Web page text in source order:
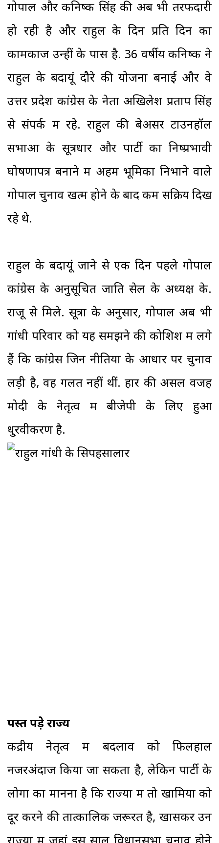
गोपाल और कनिष्क सिंह की अब भी तरफदारी
हो रही है और राहुल के दिन प्रति दिन का
कामकाज उन्हीं के पास है. 36 वर्षीय कनिष्क ने
राहुल के बदायूं दौरे की योजना बनाई और वे
उत्तर प्रदेश कांग्रेस के नेता अखिलेश प्रताप सिंह
से संपर्क में रहे. राहुल की बेअसर टाउनहॉल
सभाओं के सूत्रधार और पार्टी का निष्प्रभावी
घोषणापत्र बनाने में अहम भूमिका निभाने वाले
गोपाल चुनाव खत्म होने के बाद कम सक्रिय दिख
रहे थे.
राहुल के बदायूं जाने से एक दिन पहले गोपाल
कांग्रेस के अनुसूचित जाति सेल के अध्यक्ष के.
राजू से मिले. सूत्रों के अनुसार, गोपाल अब भी
गांधी परिवार को यह समझने की कोशिश में लगे
हैं कि कांग्रेस जिन नीतियों के आधार पर चुनाव
लड़ी है, वह गलत नहीं थीं. हार की असल वजह
मोदी के नेतृत्व में बीजेपी के लिए हुआ
धु्रवीकरण है.
पस्त पड़े राज्य
केंद्रीय नेतृत्व में बदलाव को फिलहाल
नजरअंदाज किया जा सकता है, लेकिन पार्टी के
लोगों का मानना है कि राज्यों में तो खामियों को
दूर करने की तात्कालिक जरूरत है, खासकर उन